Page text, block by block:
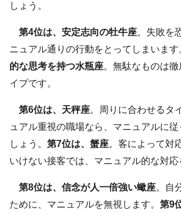
しょう。
第4位は、安定志向の牡牛座。失敗を
ニュアル通りの行動をとってしまいます
的な思考を持つ水瓶座。無駄なものは
イプです。
第6位は、天秤座。周りに合わせるタ
ュアル重視の職場なら、マニュアルに
しょう。 第7位は、蟹座。客によって対
いけない接客では、マニュアル的な対応
第8位は、信念が人一倍強い蠍座。自
ために、マニュアルを無視します。 第9